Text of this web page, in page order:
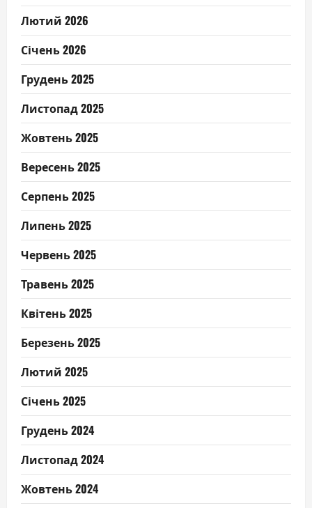
Лютий 2026
Січень 2026
Грудень 2025
Листопад 2025
Жовтень 2025
Вересень 2025
Серпень 2025
Липень 2025
Червень 2025
Травень 2025
Квітень 2025
Березень 2025
Лютий 2025
Січень 2025
Грудень 2024
Листопад 2024
Жовтень 2024